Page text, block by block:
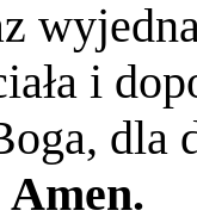
i
dla
Amen.